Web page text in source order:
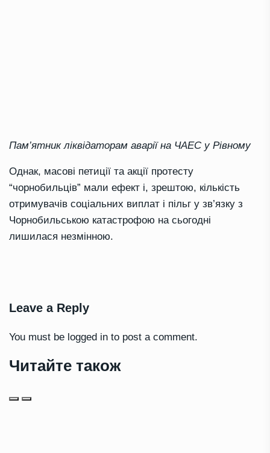
Пам’ятник ліквідаторам аварії на ЧАЕС у Рівному
Однак, масові петиції та акції протесту
“чорнобильців” мали ефект і, зрештою, кількість
отримувачів соціальних виплат і пільг у зв’язку з
Чорнобильською катастрофою на сьогодні
лишилася незмінною.
Leave a Reply
You must be logged in to post a comment.
Читайте також